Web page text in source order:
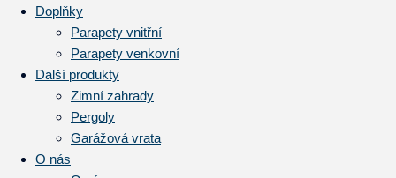
Doplňky
Parapety vnitřní
Parapety venkovní
Další produkty
Zimní zahrady
Pergoly
Garážová vrata
O nás